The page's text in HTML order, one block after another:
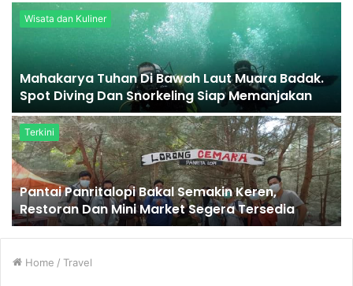
Wisata dan Kuliner
Mahakarya Tuhan Di Bawah Laut Muara Badak.
Spot Diving Dan Snorkeling Siap Memanjakan
Terkini
Pantai Panritalopi Bakal Semakin Keren,
Restoran Dan Mini Market Segera Tersedia
Home / Travel